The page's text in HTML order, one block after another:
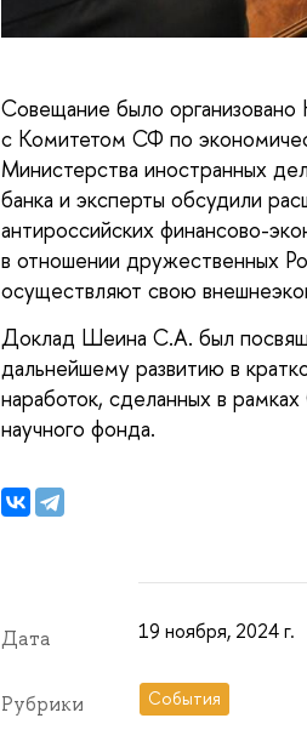
Совещание было
с Комитетом СФ по
Министерства иностранных
банка и эксперты обсудили
антироссийских финансово-
в отношении дружественных
осуществляют свою
Доклад Шеина С.А. был
дальнейшему развитию в
наработок, сделанных в
научного фонда.
Дата 19 ноября, 2024 г.
Рубрики События